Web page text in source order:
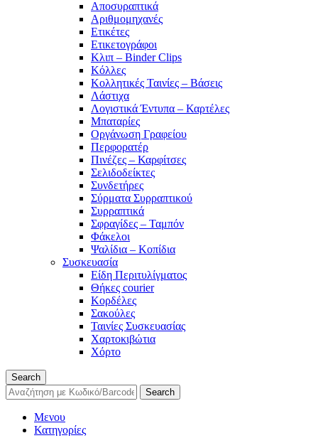
Αποσυραπτικά
Αριθμομηχανές
Ετικέτες
Ετικετογράφοι
Κλιπ – Binder Clips
Κόλλες
Κολλητικές Ταινίες – Βάσεις
Λάστιχα
Λογιστικά Έντυπα – Καρτέλες
Μπαταρίες
Οργάνωση Γραφείου
Περφορατέρ
Πινέζες – Καρφίτσες
Σελιδοδείκτες
Συνδετήρες
Σύρματα Συρραπτικού
Συρραπτικά
Σφραγίδες – Ταμπόν
Φάκελοι
Ψαλίδια – Κοπίδια
Συσκευασία
Είδη Περιτυλίγματος
Θήκες courier
Κορδέλες
Σακούλες
Ταινίες Συσκευασίας
Χαρτοκιβώτια
Χόρτο
Search
Search
Μενου
Κατηγορίες